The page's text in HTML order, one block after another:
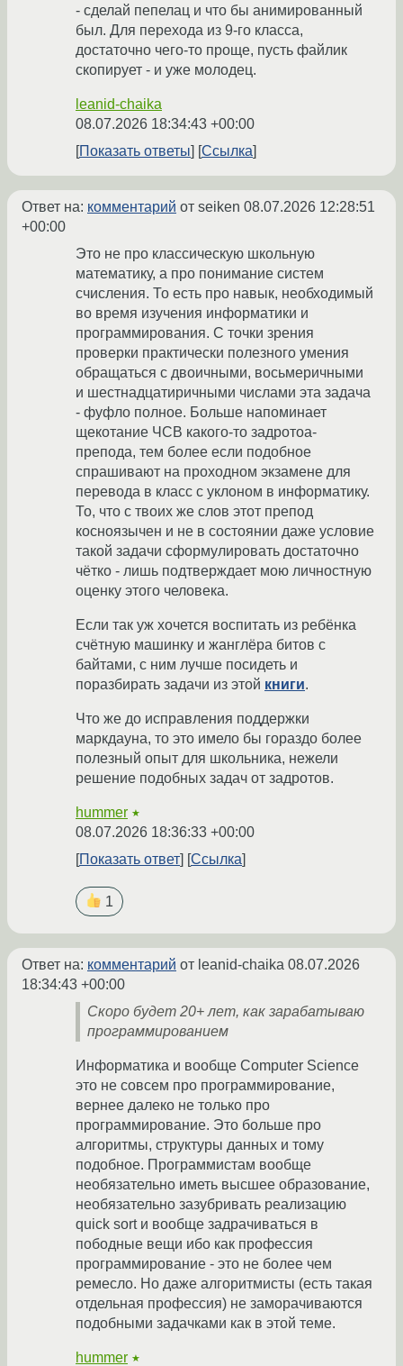
- сделай пепелац и что бы анимированный
был. Для перехода из 9-го класса,
достаточно чего-то проще, пусть файлик
скопирует - и уже молодец.
leanid-chaika
08.07.2026 18:34:43 +00:00
Показать ответы
Ссылка
Ответ на: комментарий от seiken 08.07.2026 12:28:51
+00:00
Это не про классическую школьную
математику, а про понимание систем
счисления. То есть про навык, необходимый
во время изучения информатики и
программирования. С точки зрения
проверки практически полезного умения
обращаться с двоичными, восьмеричными
и шестнадцатиричными числами эта задача
- фуфло полное. Больше напоминает
щекотание ЧСВ какого-то задротоа-
препода, тем более если подобное
спрашивают на проходном экзамене для
перевода в класс с уклоном в информатику.
То, что с твоих же слов этот препод
косноязычен и не в состоянии даже условие
такой задачи сформулировать достаточно
чётко - лишь подтверждает мою личностную
оценку этого человека.
Если так уж хочется воспитать из ребёнка
счётную машинку и жанглёра битов с
байтами, с ним лучше посидеть и
поразбирать задачи из этой книги.
Что же до исправления поддержки
маркдауна, то это имело бы гораздо более
полезный опыт для школьника, нежели
решение подобных задач от задротов.
hummer ★
08.07.2026 18:36:33 +00:00
Показать ответ
Ссылка
1
Ответ на: комментарий от leanid-chaika 08.07.2026
18:34:43 +00:00
Скоро будет 20+ лет, как зарабатываю
программированием
Информатика и вообще Computer Science
это не совсем про программирование,
вернее далеко не только про
программирование. Это больше про
алгоритмы, структуры данных и тому
подобное. Программистам вообще
необязательно иметь высшее образование,
необязательно зазубривать реализацию
quick sort и вообще задрачиваться в
пободные вещи ибо как профессия
программирование - это не более чем
ремесло. Но даже алгоритмисты (есть такая
отдельная профессия) не заморачиваются
подобными задачками как в этой теме.
hummer ★